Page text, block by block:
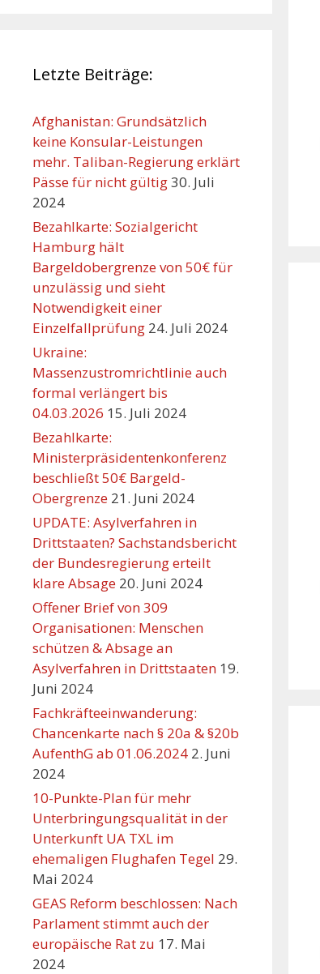
Letzte Beiträge:
Afghanistan: Grundsätzlich
keine Konsular-Leistungen
mehr. Taliban-Regierung erklärt
Pässe für nicht gültig30. Juli
2024
Bezahlkarte: Sozialgericht
Hamburg hält
Bargeldobergrenze von 50€ für
unzulässig und sieht
Notwendigkeit einer
Einzelfallprüfung 24. Juli 2024
Ukraine:
Massenzustromrichtlinie auch
formal verlängert bis
04.03.2026 15. Juli 2024
Bezahlkarte:
Ministerpräsidentenkonferenz
beschließt 50€ Bargeld-
Obergrenze 21. Juni 2024
UPDATE: Asylverfahren in
Drittstaaten? Sachstandsbericht
der Bundesregierung erteilt
klare Absage 20. Juni 2024
Offener Brief von 309
Organisationen: Menschen
schützen & Absage an
Asylverfahren in Drittstaaten 19.
Juni 2024
Fachkräfteeinwanderung:
Chancenkarte nach § 20a & §20b
AufenthG ab 01.06.2024 2. Juni
2024
10-Punkte-Plan für mehr
Unterbringungsqualität in der
Unterkunft UA TXL im
ehemaligen Flughafen Tegel 29.
Mai 2024
GEAS Reform beschlossen: Nach
Parlament stimmt auch der
europäische Rat zu 17. Mai
2024